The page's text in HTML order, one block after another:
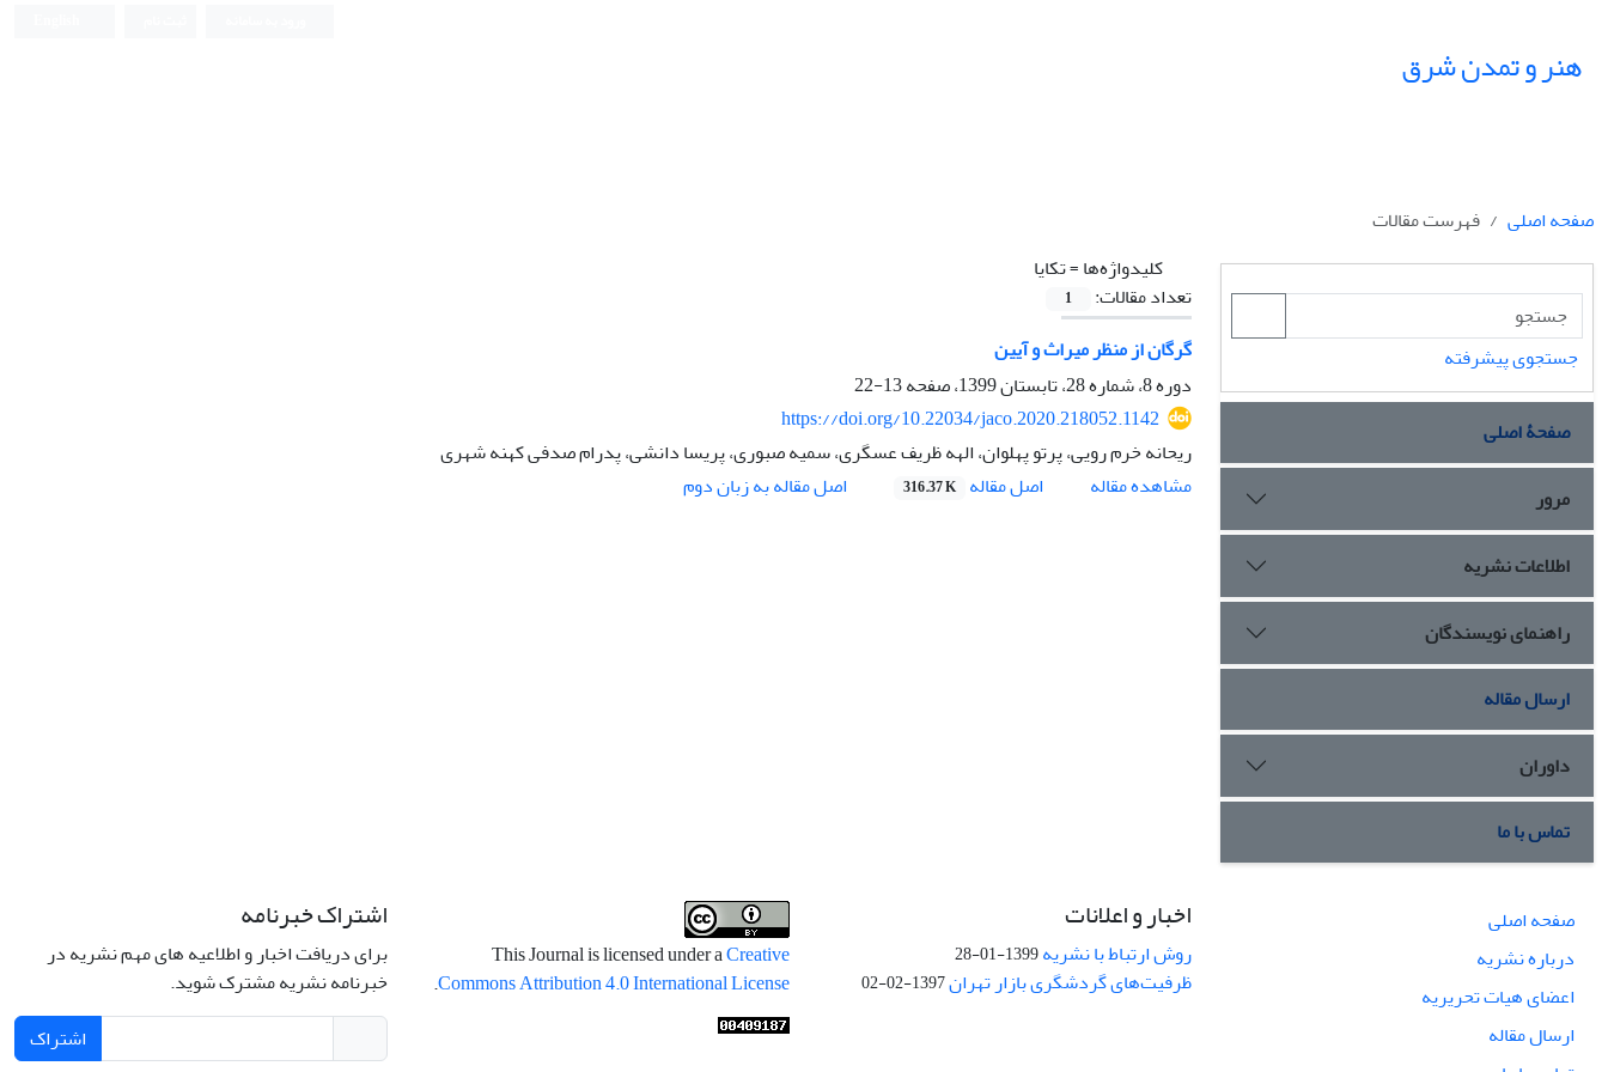
هنر و تمدن شرق
صفحه اصلی
فهرست مقالات
کلیدواژه‌ها =تکایا
تعداد مقالات:
1
گرگان از منظر میراث و آیین
دوره 8، شماره 28، تابستان 1399، صفحه
13-22
https://doi.org/10.22034/jaco.2020.218052.1142
ریحانه خرم رویی، پرتو پهلوان، الهه ظریف عسگری، سمیه صبوری، پریسا دانشی، پدرام صدفی کهنه شهری
مشاهده مقاله
اصل مقاله 316.37 K اصل مقاله به زبان دوم
جستجوی پیشرفته
صفحۀ اصلی
مرور
اطلاعات نشریه
راهنمای نویسندگان
ارسال مقاله
داوران
تماس با ما
صفحه اصلی
درباره نشریه
اعضای هیات تحریریه
ارسال مقاله
اخبار و اعلانات
روش ارتباط با نشریه1399-01-28
ظرفیت‌های گردشگری بازار تهران1397-02-02
This Journal is licensed under aCreative
Commons Attribution 4.0 International License
.
اشتراک خبرنامه
برای دریافت اخبار و اطلاعیه های مهم نشریه در
خبرنامه نشریه مشترک شوید.
اشتراک